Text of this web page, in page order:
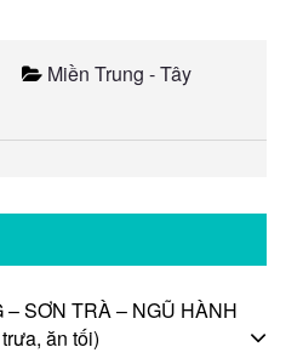
Miền Trung - Tây
SƠN TRÀ – NGŨ HÀNH
ăn tối)